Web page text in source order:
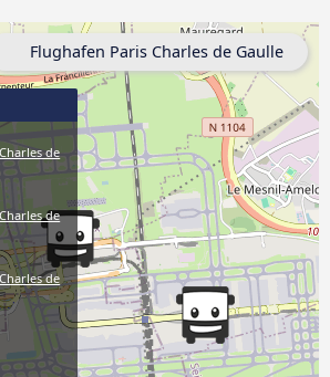
de
de
de
Flughafen Paris Charles de Gaulle